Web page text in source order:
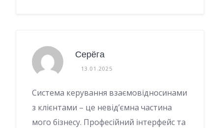
Серёга
13.01.2025
Система керування взаємовідносинами
з клієнтами – це невід’ємна частина
мого бізнесу. Професійний інтерфейс та